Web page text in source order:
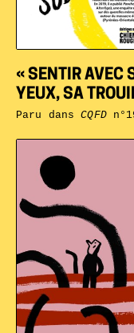
« SENTIR AVEC
YEUX, SA
Paru dansCQFD